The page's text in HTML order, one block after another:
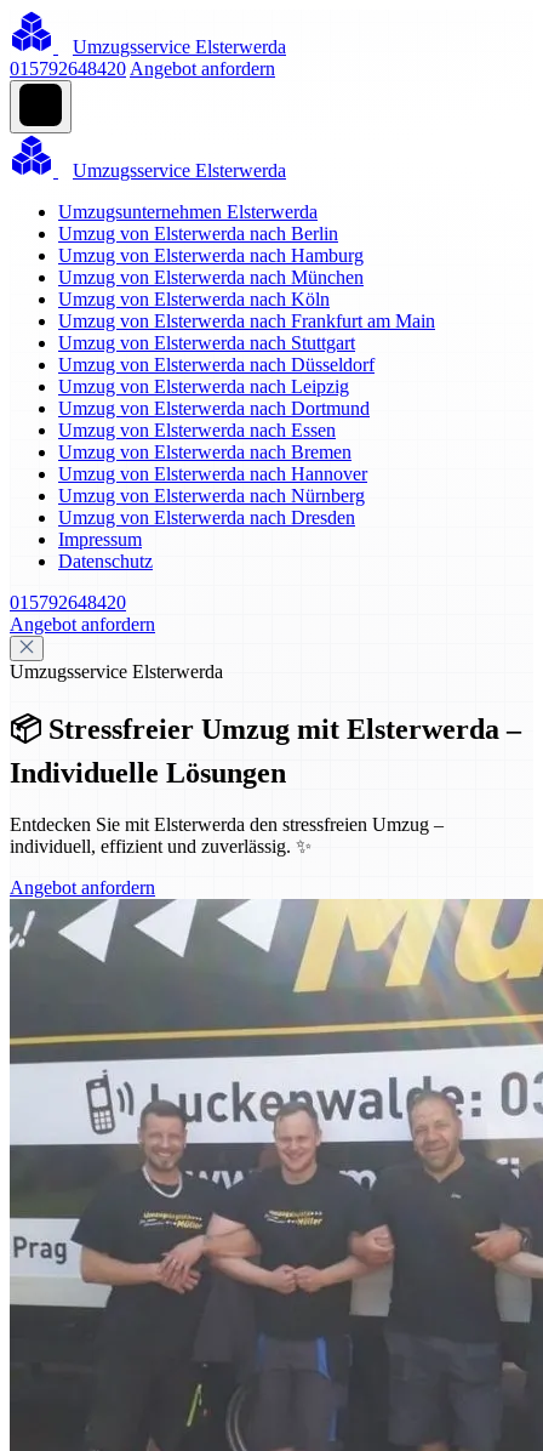
Umzugsservice Elsterwerda
015792648420 Angebot anfordern
Umzugsservice Elsterwerda
Umzugsunternehmen Elsterwerda
Umzug von Elsterwerda nach Berlin
Umzug von Elsterwerda nach Hamburg
Umzug von Elsterwerda nach München
Umzug von Elsterwerda nach Köln
Umzug von Elsterwerda nach Frankfurt am Main
Umzug von Elsterwerda nach Stuttgart
Umzug von Elsterwerda nach Düsseldorf
Umzug von Elsterwerda nach Leipzig
Umzug von Elsterwerda nach Dortmund
Umzug von Elsterwerda nach Essen
Umzug von Elsterwerda nach Bremen
Umzug von Elsterwerda nach Hannover
Umzug von Elsterwerda nach Nürnberg
Umzug von Elsterwerda nach Dresden
Impressum
Datenschutz
015792648420
Angebot anfordern
Umzugsservice Elsterwerda
📦 Stressfreier Umzug mit Elsterwerda –
Individuelle Lösungen
Entdecken Sie mit Elsterwerda den stressfreien Umzug –
individuell, effizient und zuverlässig. ✨
Angebot anfordern